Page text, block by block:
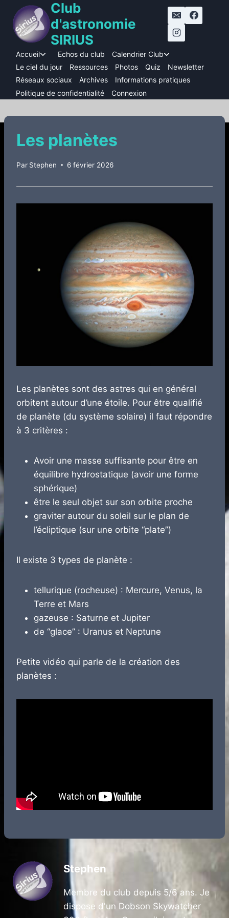
contenu
Club
d'astronomie
SIRIUS
Accueil
Ouvrir/fermer
le
menu
enfant
Echos du club Calendrier Club
le
menu
Le ciel du jour Ressources Photos Quiz
Newsletter
Réseaux sociaux
Archives
Informations pratiques
Politique de confidentialité
Connexion
Les planètes
Par Stephen 6 février 2026
Les planètes sont des astres qui en général
orbitent autour d’une étoile. Pour être qualifié
de planète (du système solaire) il faut répondre
à 3 critères :
Avoir une masse suffisante pour être en
équilibre hydrostatique (avoir une forme
sphérique)
être le seul objet sur son orbite proche
graviter autour du soleil sur le plan de
l’écliptique (sur une orbite “plate”)
Il existe 3 types de planète :
tellurique (rocheuse) : Mercure, Venus, la
Terre et Mars
gazeuse : Saturne et Jupiter
de “glace” : Uranus et Neptune
Petite vidéo qui parle de la création des
planètes :
Stephen
Membre du club depuis 5/6 ans. Je
dispose d'un Dobson Skywatcher